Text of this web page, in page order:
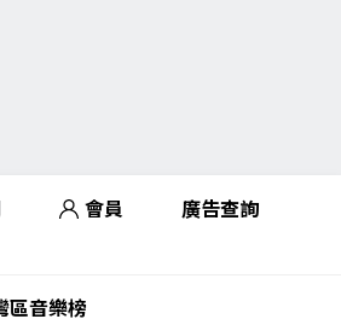
會員 廣告查詢
區音樂榜